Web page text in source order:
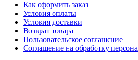
Как оформить заказ
Условия оплаты
Условия доставки
Возврат товара
Пользовательское соглашение
Соглашение на обработку